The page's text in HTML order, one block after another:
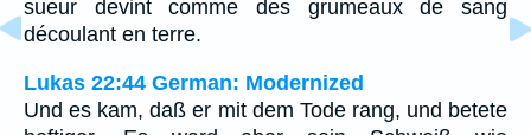
sueur devint comme des grumeaux de sang
découlant en terre.
Lukas 22:44 German: Modernized
Und es kam, daß er mit dem Tode rang, und betete